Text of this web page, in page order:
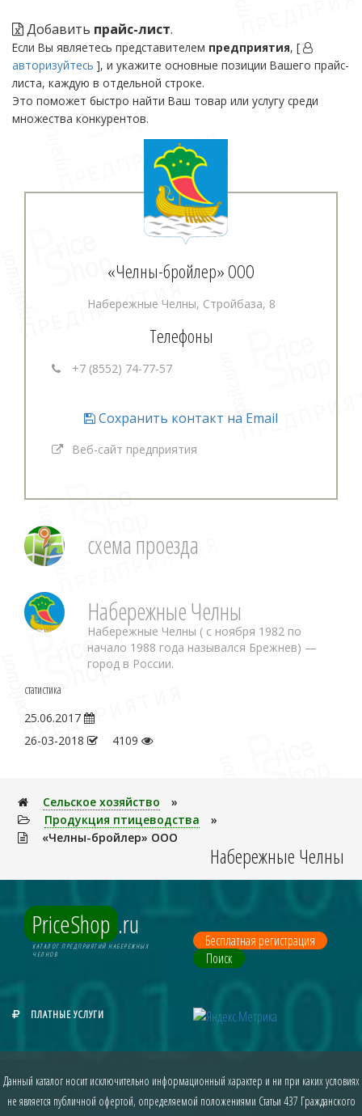
Добавить прайс-лист.
Если Вы являетесь представителем предприятия, [
авторизуйтесь ], и укажите основные позиции Вашего прайс-
листа, каждую в отдельной строке.
Это поможет быстро найти Ваш товар или услугу среди
множества конкурентов.
«Челны-бройлер» ООО
Набережные Челны, Стройбаза, 8
Телефоны
+7 (8552) 74-77-57
Сохранить контакт на Email
Веб-сайт предприятия
схема проезда
Набережные Челны
Набережные Челны ( с ноября 1982 по
начало 1988 года назывался Брежнев) —
город в России.
статистика
25.06.2017
26-03-2018
4109
Сельское хозяйство
»
Продукция птицеводства
»
«Челны-бройлер» ООО
Набережные Челны
PriceShop .ru
КАТАЛОГ ПРЕДПРИЯТИЙ НАБЕРЕЖНЫХ
ЧЕЛНОВ
Бесплатная регистрация
Поиск
ПЛАТНЫЕ УСЛУГИ
Данный каталог носит исключительно информационный характер и ни при каких условиях
не является публичной офертой, определяемой положениями Статьи 437 Гражданского